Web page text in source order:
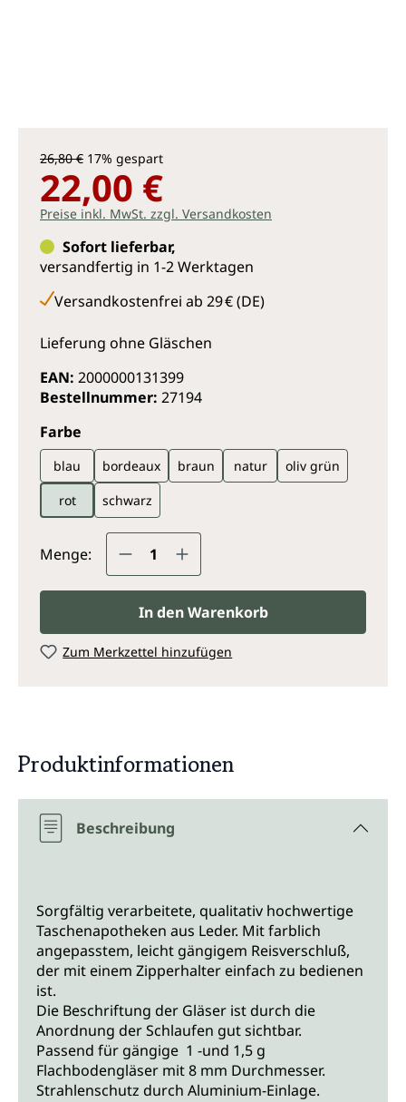
26,80 € 17% gespart
22,00 €
Preise inkl. MwSt. zzgl. Versandkosten
Sofort lieferbar,
versandfertig in 1-2 Werktagen
Versandkostenfrei ab 29 € (DE)
Lieferung ohne Gläschen
EAN: 2000000131399
Bestellnummer: 27194
Farbe
blau bordeaux braun natur
oliv grün
rot
schwarz
Menge: Produkt Anzahl: Gib den
In den Warenkorb
Zum Merkzettel hinzufügen
Produktinformationen
Beschreibung
Sorgfältig verarbeitete, qualitativ hochwertige
Taschenapotheken aus Leder. Mit farblich
angepasstem, leicht gängigem Reisverschluß,
der mit einem Zipperhalter einfach zu bedienen
ist.
Die Beschriftung der Gläser ist durch die
Anordnung der Schlaufen gut sichtbar.
Passend für gängige 1 -und 1,5 g
Flachbodengläser mit 8 mm Durchmesser.
Strahlenschutz durch Aluminium-Einlage.